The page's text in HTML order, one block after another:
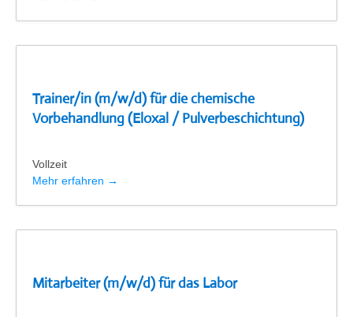
Trainer/in (m/w/d) für die chemische
Vorbehandlung (Eloxal / Pulverbeschichtung)
Vollzeit
Mehr erfahren
Mitarbeiter (m/w/d) für das Labor